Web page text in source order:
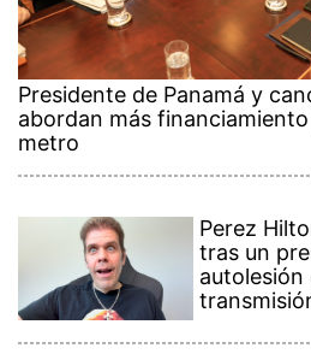
Presidente de Panamá y
abordan más
metro
Perez
tras un
autolesión